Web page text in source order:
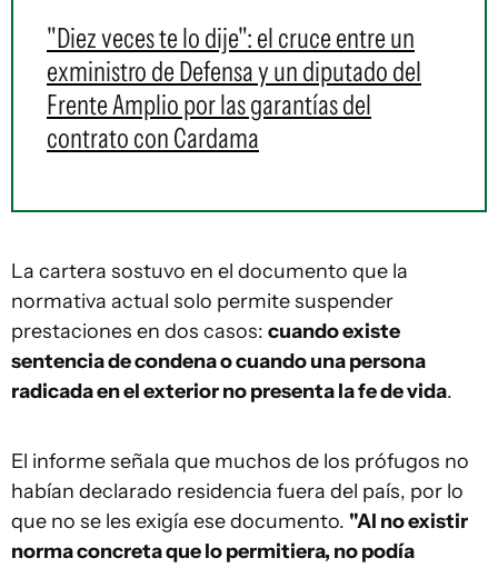
"Diez veces te lo dije": el cruce entre un
exministro de Defensa y un diputado del
Frente Amplio por las garantías del
contrato con Cardama
La cartera sostuvo en el documento que la
normativa actual solo permite suspender
prestaciones en dos casos: cuando existe
sentencia de condena o cuando una persona
radicada en el exterior no presenta la fe de vida.
El informe señala que muchos de los prófugos no
habían declarado residencia fuera del país, por lo
que no se les exigía ese documento. "Al no existir
norma concreta que lo permitiera, no podía